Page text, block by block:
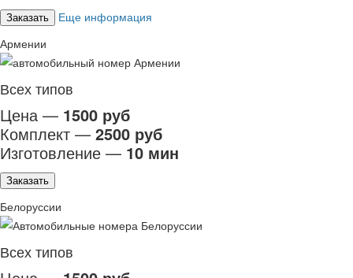
Заказать
Еще информация
Армении
Всех типов
Цена — 1500 руб
Комплект — 2500 руб
Изготовление — 10 мин
Заказать
Белоруссии
Всех типов